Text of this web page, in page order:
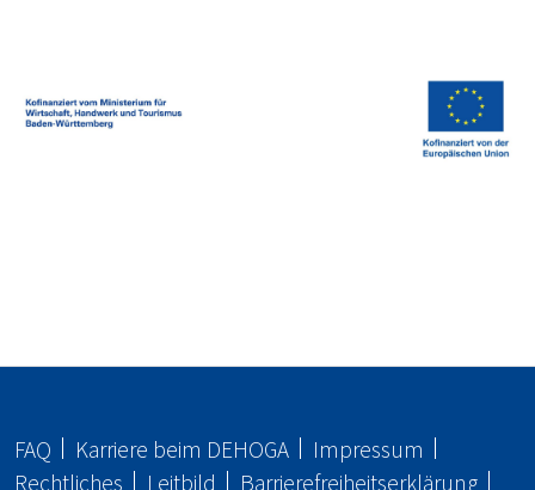
FAQ Karriere beim DEHOGA
Impressum
Rechtliches
Leitbild Barrierefreiheitserklärung